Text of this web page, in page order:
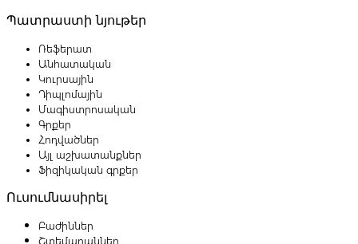
Պատրաստի նյութեր
Ռեֆերատ
Անհատական
Կուրսային
Դիպլոմային
Մագիստրոսական
Գրքեր
Հոդվածներ
Այլ աշխատանքներ
Ֆիզիկական գրքեր
Ուսումնասիրել
Բաժիններ
Շտեմարաններ